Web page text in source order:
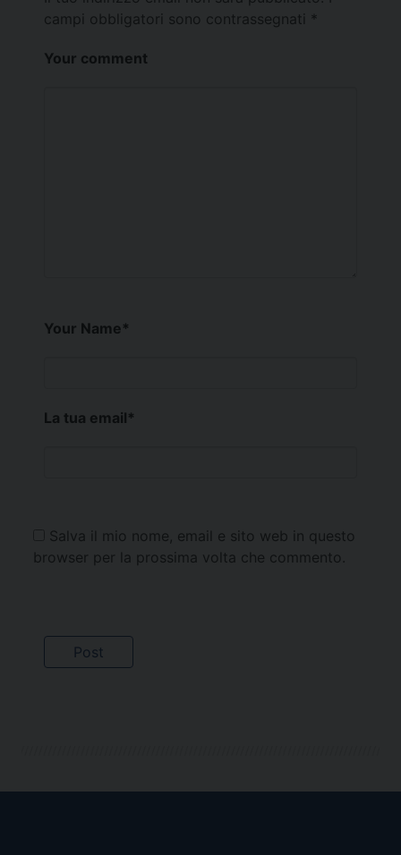
campi obbligatori sono contrassegnati *
Your comment
Your Name*
La tua email*
Salva il mio nome, email e sito web in questo
browser per la prossima volta che commento.